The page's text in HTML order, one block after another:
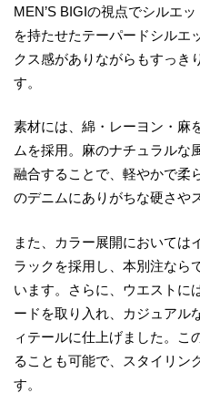
MEN’S BIGIの視点でシルエ
を持たせたテーパードシルエ
クス感がありながらもすっき
す。
素材には、綿・レーヨン・麻
ムを採用。麻のナチュラルな
融合することで、軽やかで柔
のデニムにありがちな硬さや
また、カラー展開においては
ラックを採用し、本別注なら
います。さらに、ウエストに
ードを取り入れ、カジュアル
ィテールに仕上げました。こ
ることも可能で、スタイリン
す。